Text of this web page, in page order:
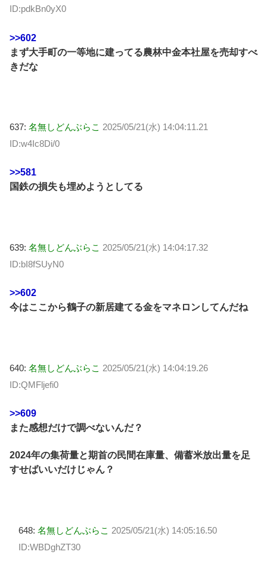
ID:pdkBn0yX0
>>602
まず大手町の一等地に建ってる農林中金本社屋を売却すべ
きだな
637: 名無しどんぶらこ 2025/05/21(水) 14:04:11.21
ID:w4Ic8Di/0
>>581
国鉄の損失も埋めようとしてる
639: 名無しどんぶらこ 2025/05/21(水) 14:04:17.32
ID:bI8fSUyN0
>>602
今はここから鶴子の新居建てる金をマネロンしてんだね
640: 名無しどんぶらこ 2025/05/21(水) 14:04:19.26
ID:QMFljefi0
>>609
また感想だけで調べないんだ？
2024年の集荷量と期首の民間在庫量、備蓄米放出量を足
すせばいいだけじゃん？
648: 名無しどんぶらこ 2025/05/21(水) 14:05:16.50
ID:WBDghZT30